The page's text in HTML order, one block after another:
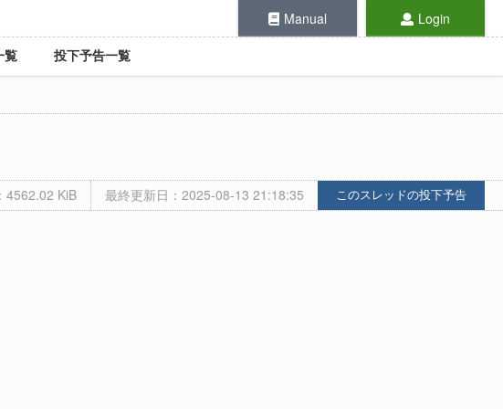
Manual Login
覧 投下予告一覧
4562.02 KiB 最終更新日：2025-08-13 21:18:35 このスレッドの投下予告